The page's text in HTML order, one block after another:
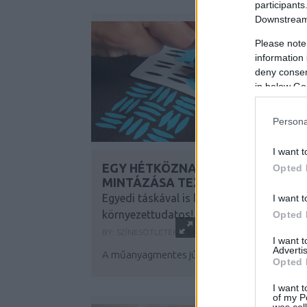
Please
information
deny
in below
I want
Opted
I want
Opted
I want
Opted
I want
of my
EGY HÉTKÖZNAPI VÁSZONTÁSKA
MINTÁZÁSA TEXTILFESTÉSSEL
Egyedi táskával is lehetsz
környezettudatos!
SZÍNESÖTLETEK_TEAM
A műanyagmentes július kapcsán már...